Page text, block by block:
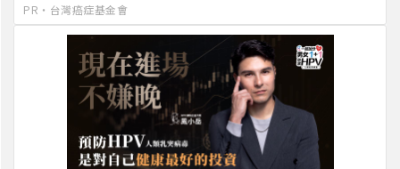
PR・台灣癌症基金會